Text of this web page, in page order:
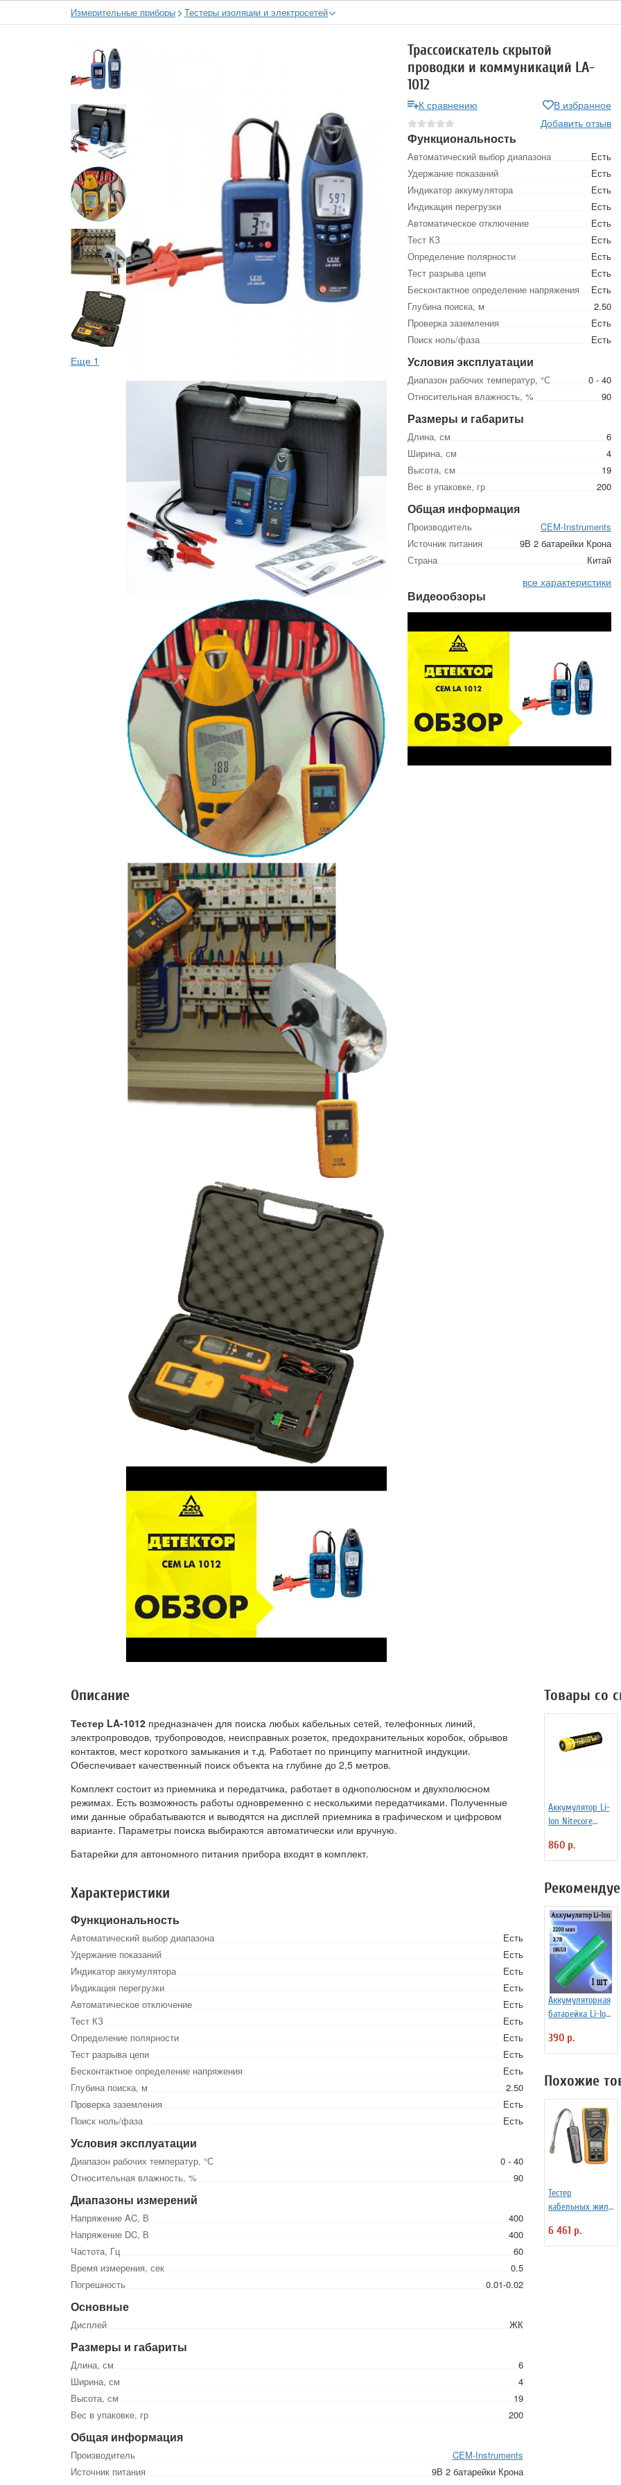
Измерительные приборы Тестеры изоляции и электросетей
Еще 1
Трассоискатель скрытой
проводки и коммуникаций LA-
1012
К сравнению
В избранное
Добавить отзыв
Функциональность
Автоматический выбор диапазона
Есть
Удержание показаний
Есть
Индикатор аккумулятора
Есть
Индикация перегрузки
Есть
Автоматическое отключение
Есть
Тест КЗ
Есть
Определение полярности
Есть
Тест разрыва цепи
Есть
Бесконтактное определение напряжения
Есть
Глубина поиска, м
2.50
Проверка заземления
Есть
Поиск ноль/фаза
Есть
Условия эксплуатации
Диапазон рабочих температур, °С
0 - 40
Относительная влажность, %
90
Размеры и габариты
Длина, см
6
Ширина, см
4
Высота, см
19
Вес в упаковке, гр
200
Общая информация
Производитель
CEM-Instruments
Источник питания
9В 2 батарейки Крона
Страна
Китай
все характеристики
Видеообзоры
Описание
Тестер LA-1012 предназначен для поиска любых кабельных сетей, телефонных линий,
электропроводов, трубопроводов, неисправных розеток, предохранительных коробок, обрывов
контактов, мест короткого замыкания и т.д. Работает по принципу магнитной индукции.
Обеспечивает качественный поиск объекта на глубине до 2,5 метров.
Комплект состоит из приемника и передатчика, работает в однополюсном и двухполюсном
режимах. Есть возможность работы одновременно с несколькими передатчиками. Полученные
ими данные обрабатываются и выводятся на дисплей приемника в графическом и цифровом
варианте. Параметры поиска выбираются автоматически или вручную.
Батарейки для автономного питания прибора входят в комплект.
Характеристики
Функциональность
Автоматический выбор диапазона
Есть
Удержание показаний
Есть
Индикатор аккумулятора
Есть
Индикация перегрузки
Есть
Автоматическое отключение
Есть
Тест КЗ
Есть
Определение полярности
Есть
Тест разрыва цепи
Есть
Бесконтактное определение напряжения
Есть
Глубина поиска, м
2.50
Проверка заземления
Есть
Поиск ноль/фаза
Есть
Условия эксплуатации
Диапазон рабочих температур, °С
0 - 40
Относительная влажность, %
90
Диапазоны измерений
Напряжение AC, В
400
Напряжение DC, В
400
Частота, Гц
60
Время измерения, сек
0.5
Погрешность
0.01-0.02
Основные
Дисплей ЖК
Размеры и габариты
Длина, см
6
Ширина, см
4
Высота, см
19
Вес в упаковке, гр
200
Общая информация
Производитель
CEM-Instruments
Источник питания
9В 2 батарейки Крона
Товары со
Аккумулятор Li-
Ion Niteсore
3,7v
860 р.
Аккумуляторная
батарейка Li-Ion
3.7В,
незащищенный
390 р.
Похожие
Тестер
кабельных жил
6 461 р.